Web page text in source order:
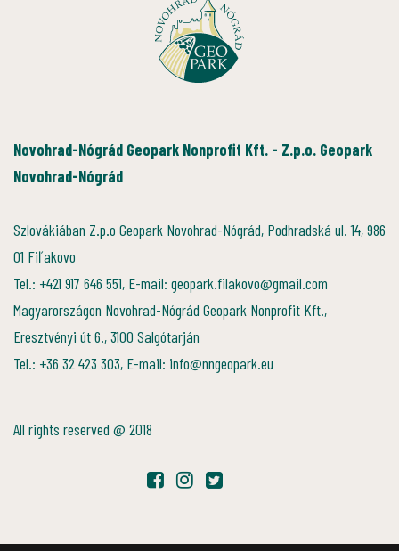
Novohrad-Nógrád Geopark Nonprofit Kft. - Z.p.o. Geopark
Novohrad-Nógrád
Szlovákiában Z.p.o Geopark Novohrad-Nógrád, Podhradská ul. 14, 986
01 Fiľakovo
Tel.: +421 917 646 551, E-mail: geopark.filakovo@gmail.com
Magyarországon Novohrad-Nógrád Geopark Nonprofit Kft.,
Eresztvényi út 6., 3100 Salgótarján
Tel.: +36 32 423 303, E-mail: info@nngeopark.eu
All rights reserved @ 2018